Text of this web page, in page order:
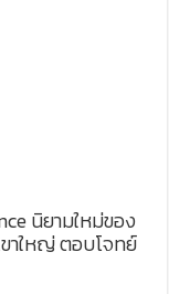
นิยามใหม่ของ
าใหญ่ ตอบโจทย์